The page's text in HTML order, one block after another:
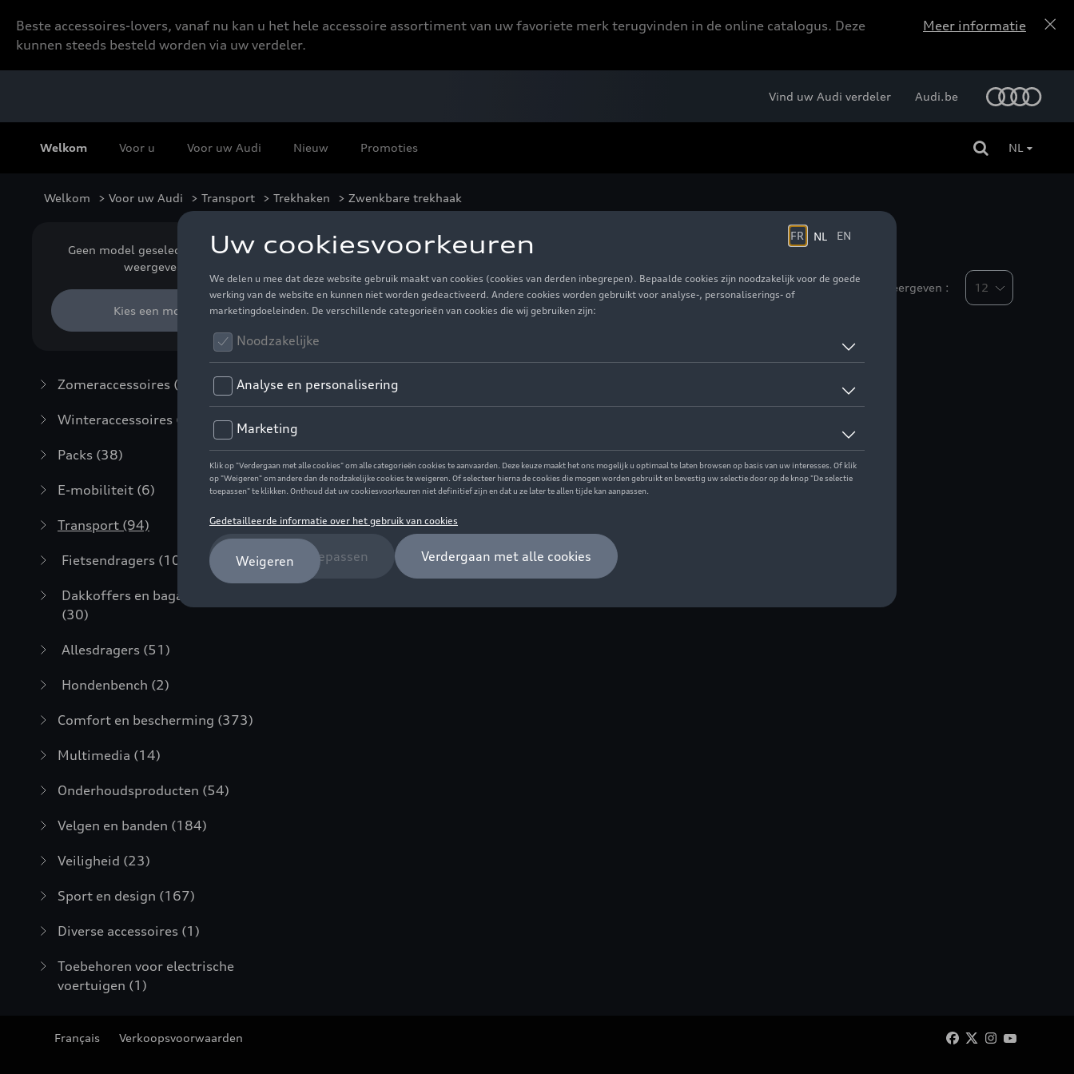
Beste accessoires-lovers, vanaf nu kan u het hele accessoire assortiment van uw favoriete merk terugvinden in de online catalogus. Deze
kunnen steeds besteld worden via uw verdeler.
Meer informatie
Welkom Voor u Voor uw Audi Nieuw Promoties
Vind uw Audi verdeler Audi.be
NL
Welkom > Voor uw Audi > Transport > Trekhaken > Zwenkbare trekhaak
Geen model geselecteerd (Alles
weergeven)
Kies een model
Zomeraccessoires (7)
Winteraccessoires (20)
Packs (38)
E-mobiliteit (6)
Transport (94)
Fietsendragers (10)
Dakkoffers en bagagerekken
(30)
Allesdragers (51)
Hondenbench (2)
Comfort en bescherming (373)
Multimedia (14)
Onderhoudsproducten (54)
Velgen en banden (184)
Veiligheid (23)
Sport en design (167)
Diverse accessoires (1)
Toebehoren voor electrische
voertuigen (1)
Zwenkbare trekhaak
Weergeven :
Français Verkoopsvoorwaarden